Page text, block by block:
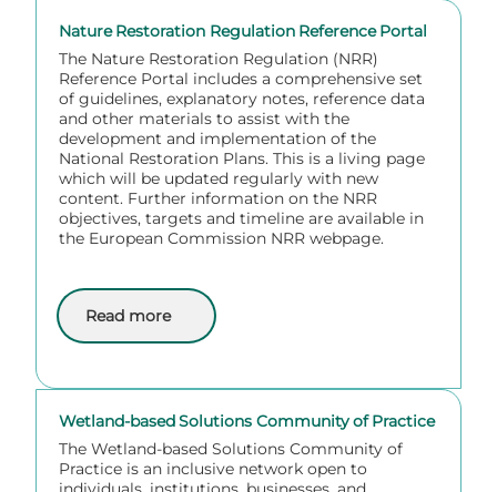
Nature Restoration Regulation Reference Portal
The Nature Restoration Regulation (NRR)
Reference Portal includes a comprehensive set
of guidelines, explanatory notes, reference data
and other materials to assist with the
development and implementation of the
National Restoration Plans. This is a living page
which will be updated regularly with new
content. Further information on the NRR
objectives, targets and timeline are available in
the European Commission NRR webpage.
Read more
about Nature Restoration Regulation Reference
Wetland-based Solutions Community of Practice
The Wetland-based Solutions Community of
Practice is an inclusive network open to